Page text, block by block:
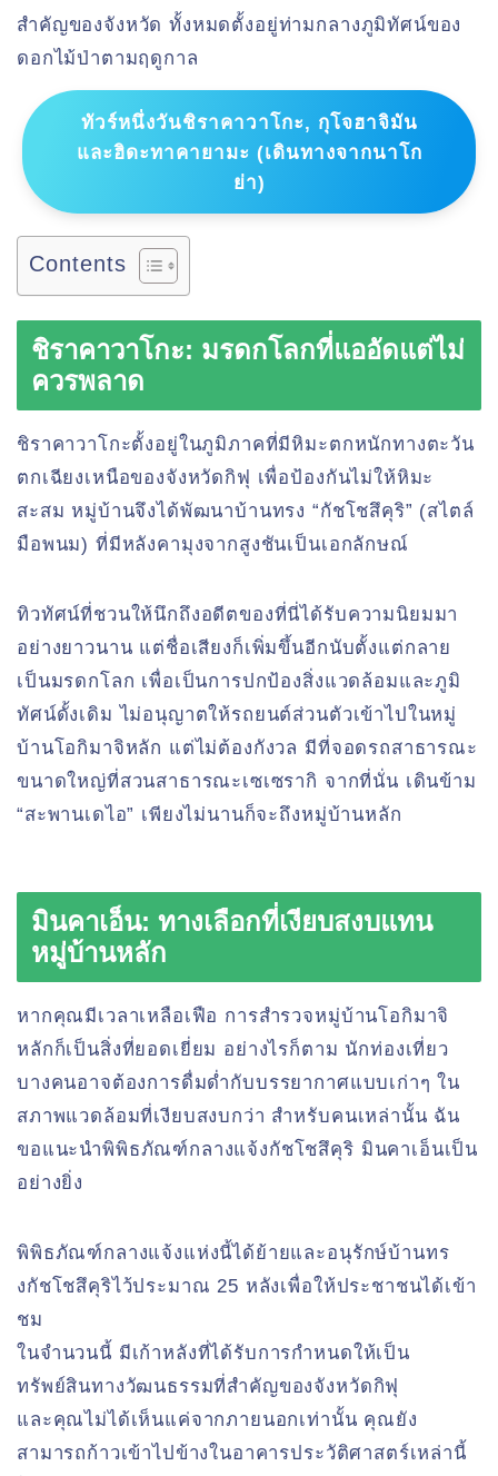
สำคัญของจังหวัด ทั้งหมดตั้งอยู่ท่ามกลางภูมิทัศน์ของ
ดอกไม้ป่าตามฤดูกาล
ทัวร์หนึ่งวันชิราคาวาโกะ, กุโจฮาจิมัน
และฮิดะทาคายามะ (เดินทางจากนาโก
ย่า)
Contents
ชิราคาวาโกะ: มรดกโลกที่แออัดแต่ไม่
ควรพลาด
ชิราคาวาโกะตั้งอยู่ในภูมิภาคที่มีหิมะตกหนักทางตะวัน
ตกเฉียงเหนือของจังหวัดกิฟุ เพื่อป้องกันไม่ให้หิมะ
สะสม หมู่บ้านจึงได้พัฒนาบ้านทรง “กัชโชสึคุริ” (สไตล์
มือพนม) ที่มีหลังคามุงจากสูงชันเป็นเอกลักษณ์
ทิวทัศน์ที่ชวนให้นึกถึงอดีตของที่นี่ได้รับความนิยมมา
อย่างยาวนาน แต่ชื่อเสียงก็เพิ่มขึ้นอีกนับตั้งแต่กลาย
เป็นมรดกโลก เพื่อเป็นการปกป้องสิ่งแวดล้อมและภูมิ
ทัศน์ดั้งเดิม ไม่อนุญาตให้รถยนต์ส่วนตัวเข้าไปในหมู่
บ้านโอกิมาจิหลัก แต่ไม่ต้องกังวล มีที่จอดรถสาธารณะ
ขนาดใหญ่ที่สวนสาธารณะเซเซรากิ จากที่นั่น เดินข้าม
“สะพานเดไอ” เพียงไม่นานก็จะถึงหมู่บ้านหลัก
มินคาเอ็น: ทางเลือกที่เงียบสงบแทน
หมู่บ้านหลัก
หากคุณมีเวลาเหลือเฟือ การสำรวจหมู่บ้านโอกิมาจิ
หลักก็เป็นสิ่งที่ยอดเยี่ยม อย่างไรก็ตาม นักท่องเที่ยว
บางคนอาจต้องการดื่มด่ำกับบรรยากาศแบบเก่าๆ ใน
สภาพแวดล้อมที่เงียบสงบกว่า สำหรับคนเหล่านั้น ฉัน
ขอแนะนำพิพิธภัณฑ์กลางแจ้งกัชโชสึคุริ มินคาเอ็นเป็น
อย่างยิ่ง
พิพิธภัณฑ์กลางแจ้งแห่งนี้ได้ย้ายและอนุรักษ์บ้านทร
งกัชโชสึคุริไว้ประมาณ 25 หลังเพื่อให้ประชาชนได้เข้า
ชม
ในจำนวนนี้ มีเก้าหลังที่ได้รับการกำหนดให้เป็น
ทรัพย์สินทางวัฒนธรรมที่สำคัญของจังหวัดกิฟุ
และคุณไม่ได้เห็นแค่จากภายนอกเท่านั้น คุณยัง
สามารถก้าวเข้าไปข้างในอาคารประวัติศาสตร์เหล่านี้